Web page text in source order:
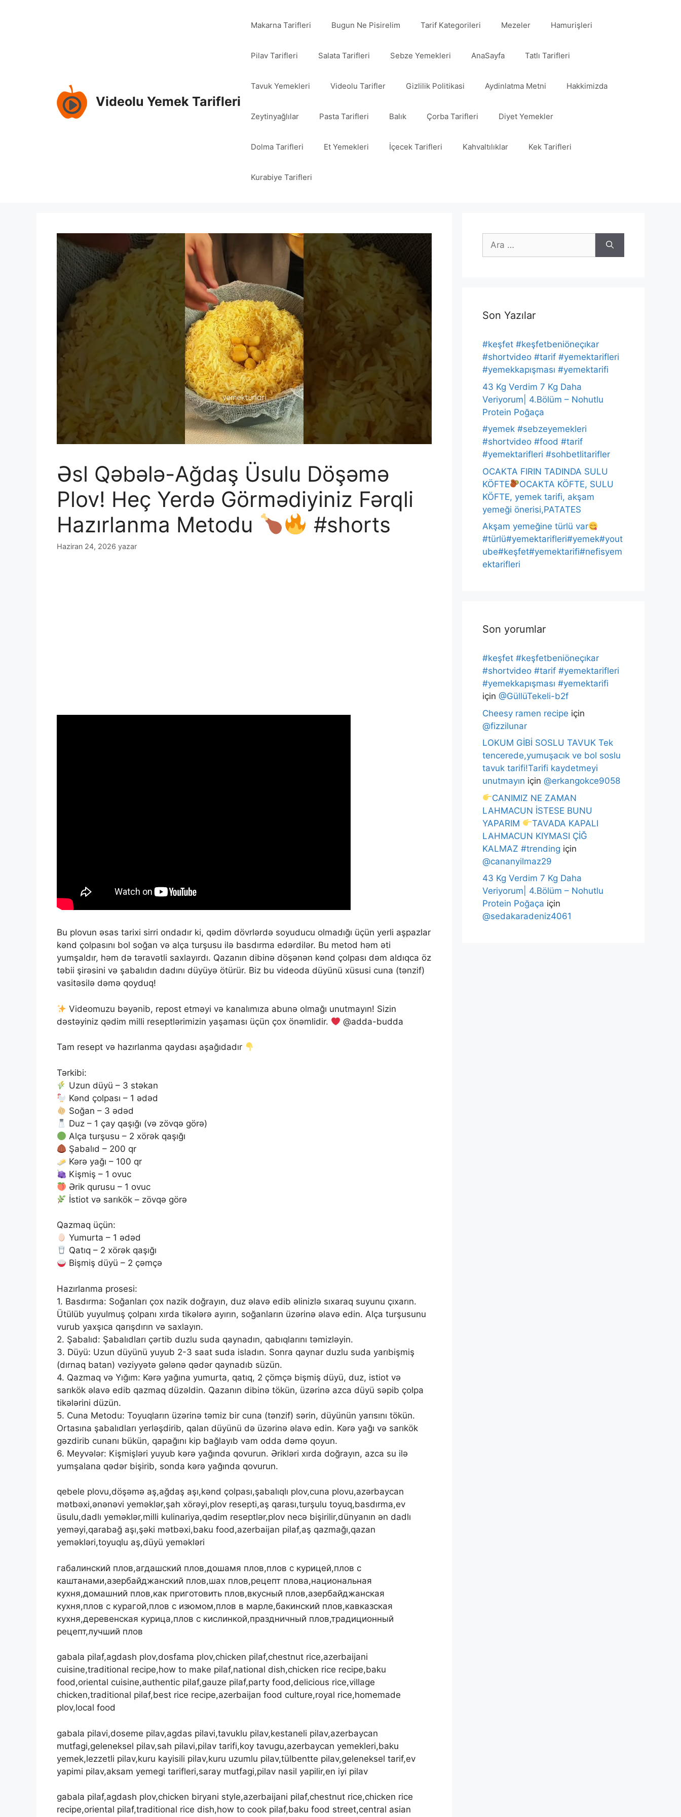
Videolu Yemek Tarifleri
Makarna Tarifleri Bugun Ne Pisirelim Tarif Kategorileri Mezeler Hamurişleri
Pilav Tarifleri Salata Tarifleri Sebze Yemekleri AnaSayfa Tatlı Tarifleri
Tavuk Yemekleri Videolu Tarifler Gizlilik Politikasi Aydinlatma Metni Hakkimizda
Zeytinyağlılar Pasta Tarifleri Balık Çorba Tarifleri Diyet Yemekler
Dolma Tarifleri Et Yemekleri İçecek Tarifleri Kahvaltılıklar Kek Tarifleri
Kurabiye Tarifleri
Əsl Qəbələ-Ağdaş Üsulu Döşəmə
Plov! Heç Yerdə Görmədiyiniz Fərqli
Hazırlanma Metodu
#shorts
Haziran 24, 2026 yazar
Bu plovun əsas tarixi sirri ondadır ki, qədim dövrlərdə soyuducu olmadığı üçün yerli aşpazlar
kənd çolpasını bol soğan və alça turşusu ilə basdırma edərdilər. Bu metod həm əti
yumşaldır, həm də təravətli saxlayırdı. Qazanın dibinə döşənən kənd çolpası dəm aldıqca öz
təbii şirəsini və şabalıdın dadını düyüyə ötürür. Biz bu videoda düyünü xüsusi cuna (tənzif)
vasitəsilə dəmə qoyduq!
Videomuzu bəyənib, repost etməyi və kanalımıza abunə olmağı unutmayın! Sizin
dəstəyiniz qədim milli reseptlərimizin yaşaması üçün çox önəmlidir.
@adda-budda
Tam resept və hazırlanma qaydası aşağıdadır
Tərkibi:
Uzun düyü – 3 stəkan
Kənd çolpası – 1 ədəd
Soğan – 3 ədəd
Duz – 1 çay qaşığı (və zövqə görə)
Alça turşusu – 2 xörək qaşığı
Şabalıd – 200 qr
Kərə yağı – 100 qr
Kişmiş – 1 ovuc
Ərik qurusu – 1 ovuc
İstiot və sarıkök – zövqə görə
Qazmaq üçün:
Yumurta – 1 ədəd
Qatıq – 2 xörək qaşığı
Bişmiş düyü – 2 çəmçə
Hazırlanma prosesi:
1. Basdırma: Soğanları çox nazik doğrayın, duz əlavə edib əlinizlə sıxaraq suyunu çıxarın.
Ütülüb yuyulmuş çolpanı xırda tikələrə ayırın, soğanların üzərinə əlavə edin. Alça turşusunu
vurub yaxşıca qarışdırın və saxlayın.
2. Şabalıd: Şabalıdları çərtib duzlu suda qaynadın, qabıqlarını təmizləyin.
3. Düyü: Uzun düyünü yuyub 2-3 saat suda isladın. Sonra qaynar duzlu suda yarıbişmiş
(dırnaq batan) vəziyyətə gələnə qədər qaynadıb süzün.
4. Qazmaq və Yığım: Kərə yağına yumurta, qatıq, 2 çömçə bişmiş düyü, duz, istiot və
sarıkök əlavə edib qazmaq düzəldin. Qazanın dibinə tökün, üzərinə azca düyü səpib çolpa
tikələrini düzün.
5. Cuna Metodu: Toyuqların üzərinə təmiz bir cuna (tənzif) sərin, düyünün yarısını tökün.
Ortasına şabalıdları yerləşdirib, qalan düyünü də üzərinə əlavə edin. Kərə yağı və sarıkök
gəzdirib cunanı bükün, qapağını kip bağlayıb vam odda dəmə qoyun.
6. Meyvələr: Kişmişləri yuyub kərə yağında qovurun. Ərikləri xırda doğrayın, azca su ilə
yumşalana qədər bişirib, sonda kərə yağında qovurun.
qebele plovu,döşəmə aş,ağdaş aşı,kənd çolpası,şabalıqlı plov,cuna plovu,azərbaycan
mətbəxi,ənənəvi yeməklər,şah xörəyi,plov resepti,aş qarası,turşulu toyuq,basdırma,ev
üsulu,dadlı yeməklər,milli kulinariya,qədim reseptlər,plov necə bişirilir,dünyanın ən dadlı
yeməyi,qarabağ aşı,şəki mətbəxi,baku food,azerbaijan pilaf,aş qazmağı,qazan
yeməkləri,toyuqlu aş,düyü yeməkləri
габалинский плов,агдашский плов,дошамя плов,плов с курицей,плов с
каштанами,азербайджанский плов,шах плов,рецепт плова,национальная
кухня,домашний плов,как приготовить плов,вкусный плов,азербайджанская
кухня,плов с курагой,плов с изюмом,плов в марле,бакинский плов,кавказская
кухня,деревенская курица,плов с кислинкой,праздничный плов,традиционный
рецепт,лучший плов
gabala pilaf,agdash plov,dosfama plov,chicken pilaf,chestnut rice,azerbaijani
cuisine,traditional recipe,how to make pilaf,national dish,chicken rice recipe,baku
food,oriental cuisine,authentic pilaf,gauze pilaf,party food,delicious rice,village
chicken,traditional pilaf,best rice recipe,azerbaijan food culture,royal rice,homemade
plov,local food
gabala pilavi,doseme pilav,agdas pilavi,tavuklu pilav,kestaneli pilav,azerbaycan
mutfagi,geleneksel pilav,sah pilavi,pilav tarifi,koy tavugu,azerbaycan yemekleri,baku
yemek,lezzetli pilav,kuru kayisili pilav,kuru uzumlu pilav,tülbentte pilav,geleneksel tarif,ev
yapimi pilav,aksam yemegi tarifleri,saray mutfagi,pilav nasil yapilir,en iyi pilav
gabala pilaf,agdash plov,chicken biryani style,azerbaijani pilaf,chestnut rice,chicken rice
recipe,oriental pilaf,traditional rice dish,how to cook pilaf,baku food street,central asian
için
Son Yazılar
#keşfet #keşfetbeniöneçıkar
#shortvideo #tarif #yemektarifleri
#yemekkapışması #yemektarifi
43 Kg Verdim 7 Kg Daha
Veriyorum| 4.Bölüm – Nohutlu
Protein Poğaça
#yemek #sebzeyemekleri
#shortvideo #food #tarif
#yemektarifleri #sohbetlitarifler
OCAKTA FIRIN TADINDA SULU
KÖFTE
OCAKTA KÖFTE, SULU
KÖFTE, yemek tarifi, akşam
yemeği önerisi,PATATES
Akşam yemeğine türlü var
#türlü#yemektarifleri#yemek#yout
ube#keşfet#yemektarifi#nefisyem
ektarifleri
Son yorumlar
#keşfet #keşfetbeniöneçıkar
#shortvideo #tarif #yemektarifleri
#yemekkapışması #yemektarifi
için @GüllüTekeli-b2f
Cheesy ramen recipe için
@fizzilunar
LOKUM GİBİ SOSLU TAVUK Tek
tencerede,yumuşacık ve bol soslu
tavuk tarifi!Tarifi kaydetmeyi
unutmayın için @erkangokce9058
CANIMIZ NE ZAMAN
LAHMACUN İSTESE BUNU
YAPARIM
TAVADA KAPALI
LAHMACUN KIYMASI ÇİĞ
KALMAZ #trending için
@cananyilmaz29
43 Kg Verdim 7 Kg Daha
Veriyorum| 4.Bölüm – Nohutlu
Protein Poğaça için
@sedakaradeniz4061